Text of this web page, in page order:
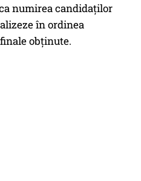
numirea candidaţilor
în ordinea
obţinute.